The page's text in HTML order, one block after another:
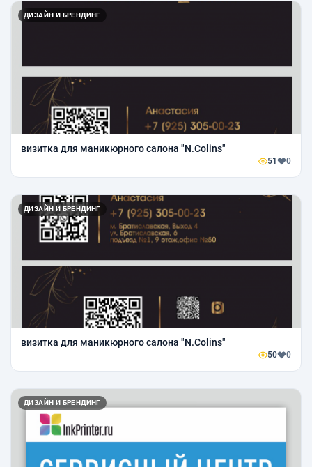
ДИЗАЙН И БРЕНДИНГ
визитка для маникюрного салона "N.Colins"
51 0
ДИЗАЙН И БРЕНДИНГ
визитка для маникюрного салона "N.Colins"
50 0
ДИЗАЙН И БРЕНДИНГ